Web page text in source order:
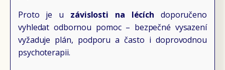
Proto je u závislosti na lécích doporučeno
vyhledat odbornou pomoc – bezpečné vysazení
vyžaduje plán, podporu a často i doprovodnou
psychoterapii.